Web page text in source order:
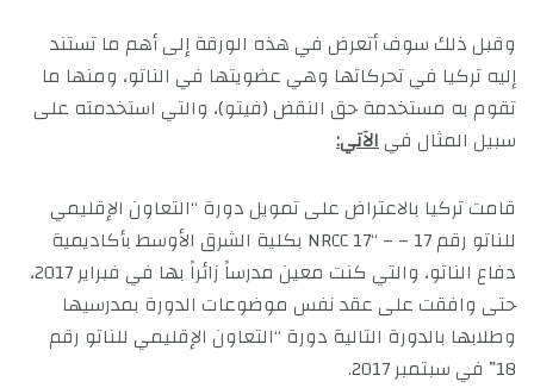
وقبل ذلك سوف أتعرض في هذه الورقة إلى أهم ما تستند
إليه تركيا في تحركاتها وهي عضويتها في الناتو، ومنها ما
تقوم به مستخدمة حق النقض (فيتو)، والتي استخدمته على
سبيل المثال فيالآتي:
قامت تركيا بالاعتراض على تمويل دورة “التعاون الإقليمي
للناتو رقم 17 – – “NRCC 17 بكلية الشرق الأوسط بأكاديمية
دفاع الناتو، والتي كنت معين مدرساً زائراً بها في فبراير 2017،
حتى وافقت على عقد نفس موضوعات الدورة بمدرسيها
وطلابها بالدورة التالية دورة “التعاون الإقليمي للناتو رقم
18” في سبتمبر 2017.